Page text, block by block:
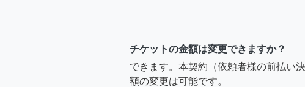
チケットの金額は変更できますか？
できます。本契約（依頼者様の前払い
額の変更は可能です。